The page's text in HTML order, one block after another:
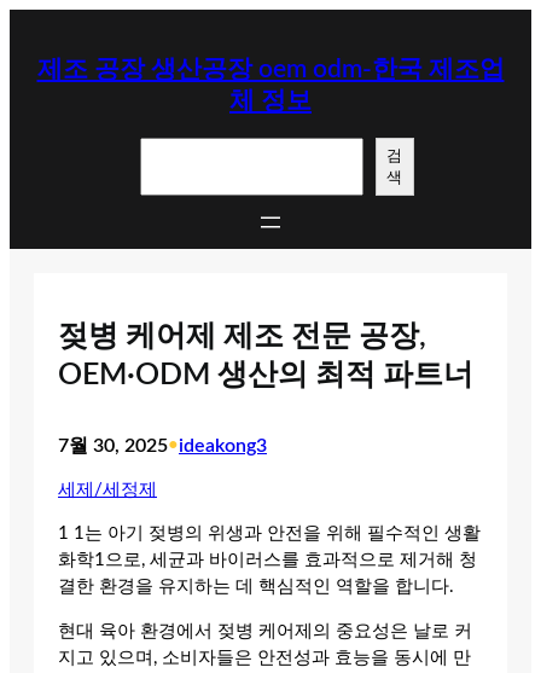
제조 공장 생산공장 oem odm-한국 제조업
체 정보
검
색
젖병 케어제 제조 전문 공장,
OEM·ODM 생산의 최적 파트너
7월 30, 2025•ideakong3
세제/세정제
1 1는 아기 젖병의 위생과 안전을 위해 필수적인 생활
화학1으로, 세균과 바이러스를 효과적으로 제거해 청
결한 환경을 유지하는 데 핵심적인 역할을 합니다.
현대 육아 환경에서 젖병 케어제의 중요성은 날로 커
지고 있으며, 소비자들은 안전성과 효능을 동시에 만